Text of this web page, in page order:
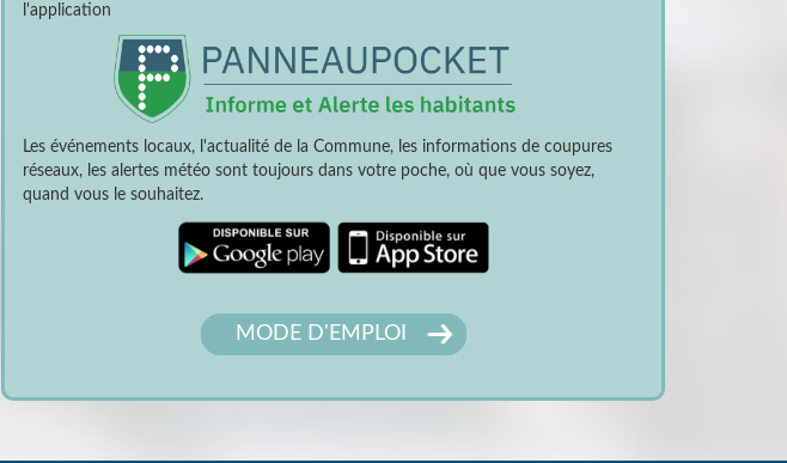
l'application
Les événements locaux, l'actualité de la Commune, les informations de coupures
réseaux, les alertes météo sont toujours dans votre poche, où que vous soyez,
quand vous le souhaitez.
MODE D'EMPLOI